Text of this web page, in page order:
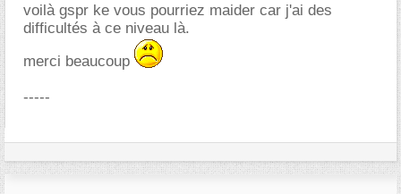
voilà gspr ke vous pourriez maider car j'ai des
difficultés à ce niveau là.
merci beaucoup
-----